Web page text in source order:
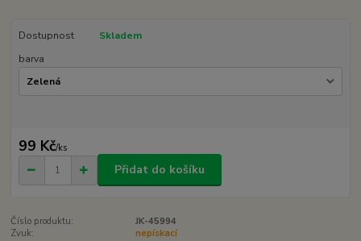
Dostupnost
Skladem
barva
99 Kč/ks
Přidat do košíku
Číslo produktu:
JK-45994
Zvuk:
nepískací